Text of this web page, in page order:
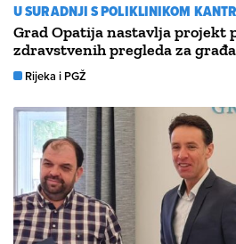
U SURADNJI S POLIKLINIKOM
Grad Opatija nastavlja projekt
zdravstvenih pregleda za
Rijeka i PGŽ